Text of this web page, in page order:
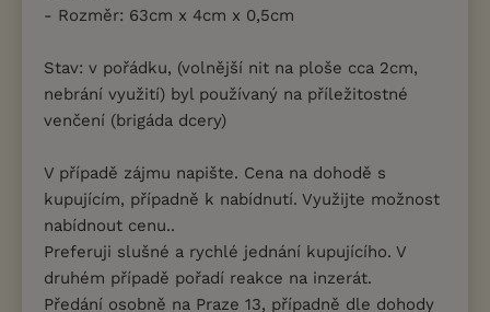
- Rozměr: 63cm x 4cm x 0,5cm
Stav: v pořádku, (volnější nit na ploše cca 2cm,
nebrání využití) byl používaný na příležitostné
venčení (brigáda dcery)
V případě zájmu napište. Cena na dohodě s
kupujícím, případně k nabídnutí. Využijte možnost
nabídnout cenu..
Preferuji slušné a rychlé jednání kupujícího. V
druhém případě pořadí reakce na inzerát.
Předání osobně na Praze 13, případně dle dohody